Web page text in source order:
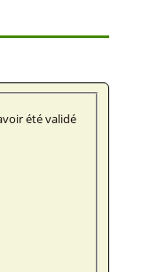
été validé